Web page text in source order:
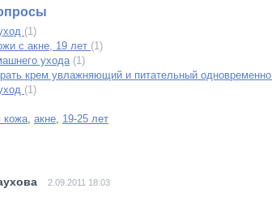
(1)
с акне, 19 лет (1)
ухода (1)
крем увлажняющий и питательный одновременно
(1)
кожа, акне, 19-25 лет
2.09.2011 18:03